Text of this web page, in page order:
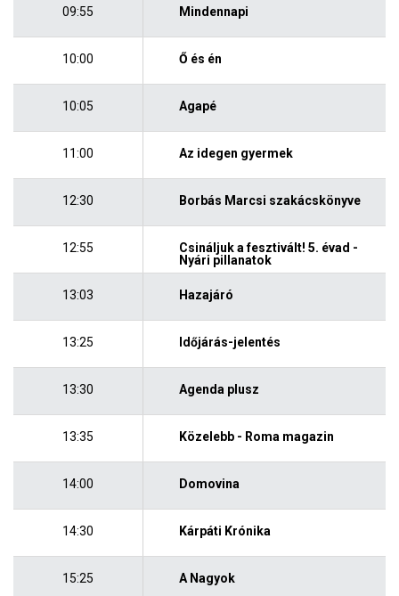
09:55 Mindennapi
10:00 Ő és én
10:05 Agapé
11:00 Az idegen gyermek
12:30 Borbás Marcsi szakácskönyve
12:55
Csináljuk a fesztivált! 5. évad -
Nyári pillanatok
13:03 Hazajáró
13:25 Időjárás-jelentés
13:30 Agenda plusz
13:35 Közelebb - Roma magazin
14:00 Domovina
14:30 Kárpáti Krónika
15:25 A Nagyok